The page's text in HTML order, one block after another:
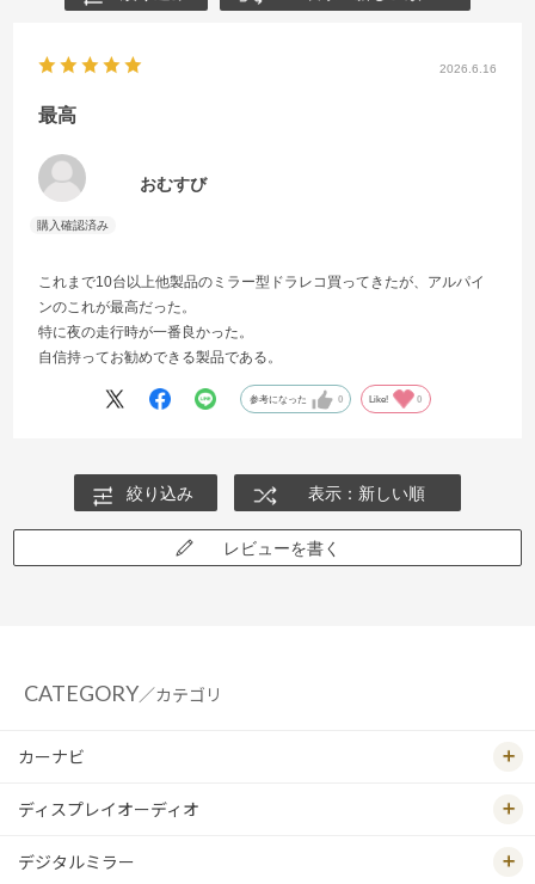
2026.6.16
最高
おむすび
これまで10台以上他製品のミラー型ドラレコ買ってきたが、アルパイ
ンのこれが最高だった。
特に夜の走行時が一番良かった。
自信持ってお勧めできる製品である。
参考になった 0 Like! 0
絞り込み 表示：新しい順
レビューを書く
CATEGORY／カテゴリ
カーナビ
ディスプレイオーディオ
デジタルミラー